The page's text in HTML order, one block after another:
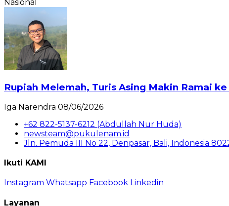
Nasional
Rupiah Melemah, Turis Asing Makin Ramai
Iga Narendra 08/06/2026
+62 822-5137-6212 (Abdullah Nur Huda)
newsteam@pukulenam.id
Jln. Pemuda III No 22, Denpasar, Bali, Indonesia
Ikuti KAMI
Instagram Whatsapp Facebook Linkedin
Layanan